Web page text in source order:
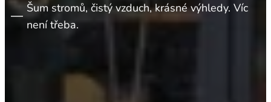
Šum stromů, čistý vzduch, krásné výhledy. Víc
není třeba.